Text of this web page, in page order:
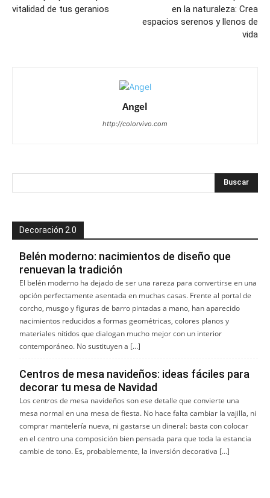
vitalidad de tus geranios
en la naturaleza: Crea
espacios serenos y llenos de
vida
Angel
http://colorvivo.com
Decoración 2.0
Belén moderno: nacimientos de diseño que
renuevan la tradición
El belén moderno ha dejado de ser una rareza para convertirse en una
opción perfectamente asentada en muchas casas. Frente al portal de
corcho, musgo y figuras de barro pintadas a mano, han aparecido
nacimientos reducidos a formas geométricas, colores planos y
materiales nítidos que dialogan mucho mejor con un interior
contemporáneo. No sustituyen a […]
Centros de mesa navideños: ideas fáciles para
decorar tu mesa de Navidad
Los centros de mesa navideños son ese detalle que convierte una
mesa normal en una mesa de fiesta. No hace falta cambiar la vajilla, ni
comprar mantelería nueva, ni gastarse un dineral: basta con colocar
en el centro una composición bien pensada para que toda la estancia
cambie de tono. Es, probablemente, la inversión decorativa […]